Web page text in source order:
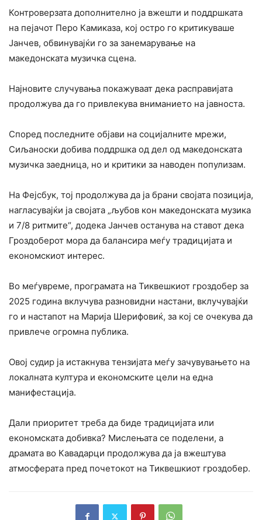
Контроверзата дополнително ја вжешти и поддршката
на пејачот Перо Камиказа, кој остро го критикуваше
Јанчев, обвинувајќи го за занемарување на
македонската музичка сцена.
Најновите случувања покажуваат дека расправијата
продолжува да го привлекува вниманието на јавноста.
Според последните објави на социјалните мрежи,
Сиљаноски добива поддршка од дел од македонската
музичка заедница, но и критики за наводен популизам.
На Фејсбук, тој продолжува да ја брани својата позиција,
нагласувајќи ја својата „љубов кон македонската музика
и 7/8 ритмите“, додека Јанчев останува на ставот дека
Гроздоберот мора да балансира меѓу традицијата и
економскиот интерес.
Во меѓувреме, програмата на Тиквешкиот гроздобер за
2025 година вклучува разновидни настани, вклучувајќи
го и настапот на Марија Шерифовиќ, за кој се очекува да
привлече огромна публика.
Овој судир ја истакнува тензијата меѓу зачувувањето на
локалната култура и економските цели на една
манифестација.
Дали приоритет треба да биде традицијата или
економската добивка? Мислењата се поделени, а
драмата во Кавадарци продолжува да ја вжештува
атмосферата пред почетокот на Тиквешкиот гроздобер.